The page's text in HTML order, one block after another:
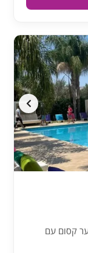
בתוך יער קסום עם